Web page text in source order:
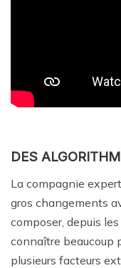
DES
La compagnie
gros changements
composer, depuis
connaître beaucoup
plusieurs facteurs